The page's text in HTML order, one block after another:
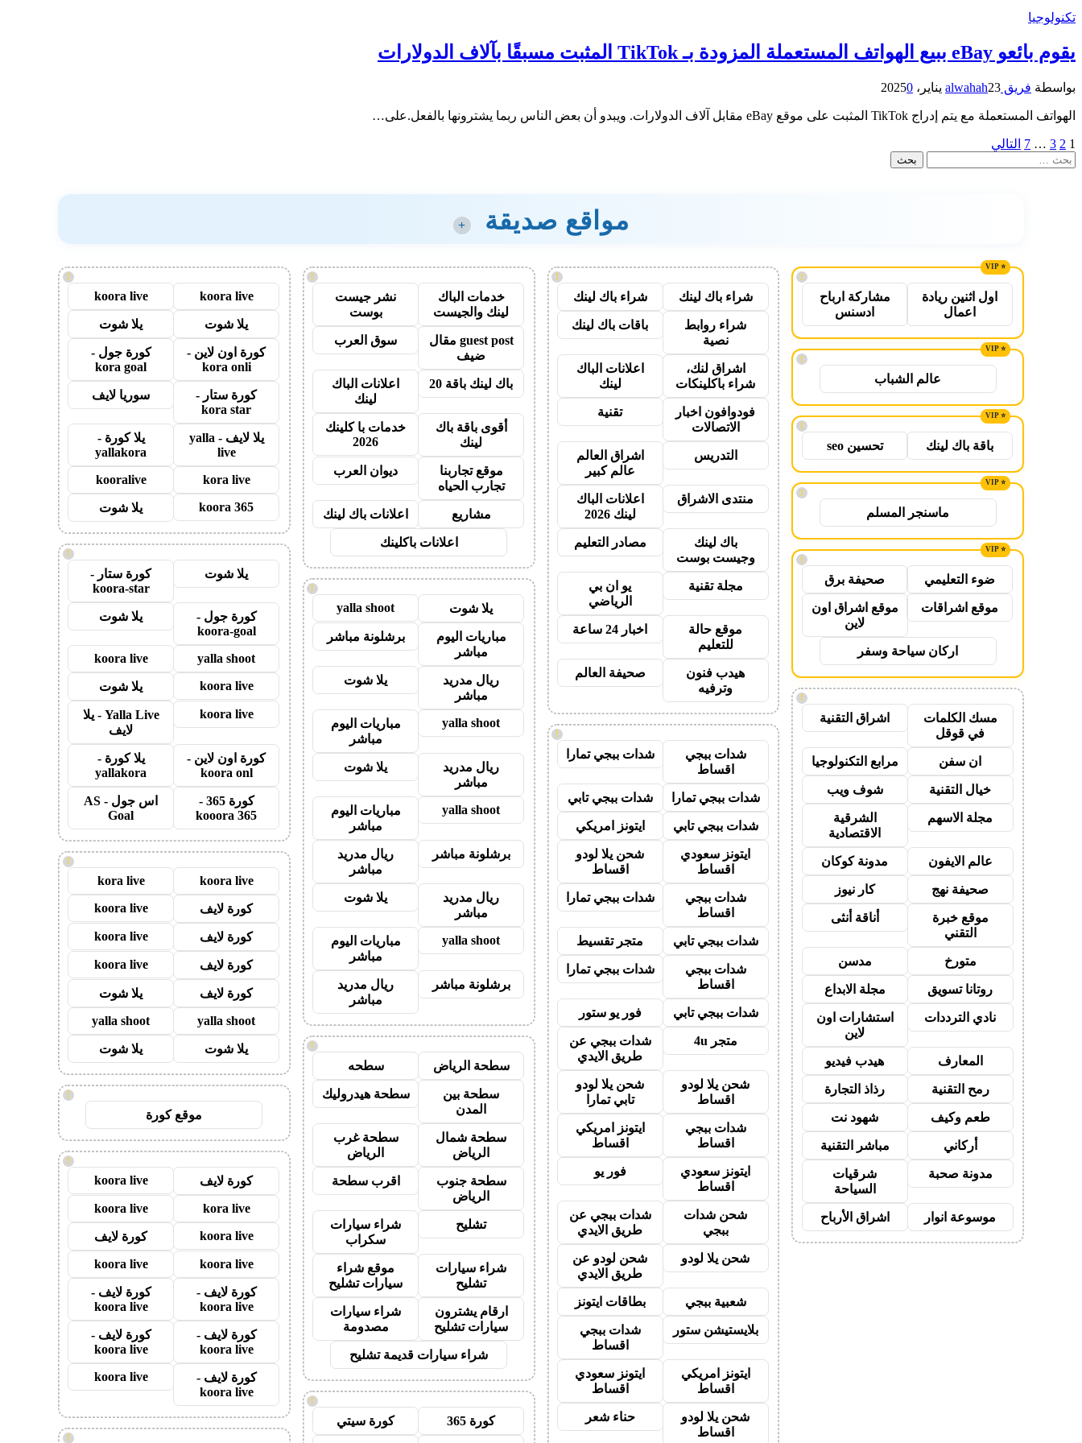
تكنولوجيا
يقوم بائعو eBay ببيع الهواتف المستعملة المزودة بـ TikTok المثبت مسبقًا بآلاف الدولارات
بواسطة فريق alwahah 23 يناير، 2025 0
الهواتف المستعملة مع يتم إدراج TikTok المثبت على موقع eBay مقابل آلاف الدولارات. ويبدو أن بعض الناس ربما يشترونها بالفعل.على…
1
2
3
…
7 التالي
البحث
مواقع صديقة +
!
اول اثنين ريادة
اعمال
مشاركة ارباح
ادسنس
!
عالم الشباب
!
باقة باك لينك تحسين seo
!
ماسنجر المسلم
!
ضوء التعليمي صحيفة برق
موقع اشراقات
موقع اشراق اون
لاين
اركان سياحة وسفر
!
مسك الكلمات
في قوقل
اشراق التقنية
ان سفن مرابع التكنولوجيا
خيال التقنية شوف ويب
مجلة الاسهم
الشرقية
الاقتصادية
عالم الايفون مدونة كوكان
صحيفة نهج كار نيوز
موقع خبرة
التقني
أناقة أنثى
متورخ مدسن
روتانا تسويق مجلة الابداع
نادي الترددات
استشارات اون
لاين
المعارف هيدب فيديو
رمح التقنية رذاذ التجارة
طعم وكيف شهود نت
أركاني مباشر التقنية
مدونة صحبة
شرقيات
السياحة
موسوعة انوار اشراق الأرباح
!
شراء باك لينك شراء باك لينك
شراء روابط
نصية
باقات باك لينك
اشراق لنك،
شراء باكلينكات
اعلانات الباك
لينك
فودوافون اخبار
الاتصالات
تقنية
التدريس
اشراق العالم
عالم كبير
منتدى الاشراق
اعلانات الباك
لينك 2026
باك لينك
وجيست بوست
مصادر التعليم
مجلة تقنية
يو ان بي
الرياضي
موقع حالة
للتعليم
اخبار 24 ساعة
هيدب فنون
وترفيه
صحيفة العالم
!
شدات ببجي
اقساط
شدات ببجي تمارا
شدات ببجي تمارا شدات ببجي تابي
شدات ببجي تابي ايتونز امريكي
ايتونز سعودي
اقساط
شحن يلا لودو
اقساط
شدات ببجي
اقساط
شدات ببجي تمارا
شدات ببجي تابي متجر تقسيط
شدات ببجي
اقساط
شدات ببجي تمارا
شدات ببجي تابي فور يو ستور
متجر 4u
شدات ببجي عن
طريق الايدي
شحن يلا لودو
اقساط
شحن يلا لودو
تابي تمارا
شدات ببجي
اقساط
ايتونز امريكي
اقساط
ايتونز سعودي
اقساط
فور يو
شحن شدات
ببجي
شدات ببجي عن
طريق الايدي
شحن يلا لودو
شحن لودو عن
طريق الايدي
شعبية ببجي بطاقات ايتونز
بلايستيشن ستور
شدات ببجي
اقساط
ايتونز امريكي
اقساط
ايتونز سعودي
اقساط
شحن يلا لودو
اقساط
حناء شعر
!
خدمات الباك
لينك والجيست
نشر جيست
بوست
guest post مقال
ضيف
سوق العرب
باك لينك باقة 20
اعلانات الباك
لينك
أقوى باقة باك
لينك
خدمات با كلينك
2026
موقع تجاربنا
تجارب الحياه
ديوان العرب
مشاريع اعلانات باك لينك
اعلانات باكلينك
!
يلا شوت yalla shoot
مباريات اليوم
مباشر
برشلونة مباشر
ريال مدريد
مباشر
يلا شوت
yalla shoot
مباريات اليوم
مباشر
ريال مدريد
مباشر
يلا شوت
yalla shoot
مباريات اليوم
مباشر
برشلونة مباشر
ريال مدريد
مباشر
ريال مدريد
مباشر
يلا شوت
yalla shoot
مباريات اليوم
مباشر
برشلونة مباشر
ريال مدريد
مباشر
!
سطحة الرياض سطحه
سطحة بين
المدن
سطحة هيدروليك
سطحة شمال
الرياض
سطحة غرب
الرياض
سطحة جنوب
الرياض
اقرب سطحة
تشليح
شراء سيارات
سكراب
شراء سيارات
تشليح
موقع شراء
سيارات تشليح
ارقام يشترون
سيارات تشليح
شراء سيارات
مصدومة
شراء سيارات قديمة تشليح
!
كورة 365 كورة سيتي
!
koora live
koora live
يلا شوت يلا شوت
كورة اون لاين -
kora onli
كورة جول -
kora goal
كورة ستار -
kora star
سوريا لايف
يلا لايف - yalla
live
يلا كورة -
yallakora
kora live
kooralive
koora 365
يلا شوت
!
يلا شوت
كورة ستار -
koora-star
كورة جول -
koora-goal
يلا شوت
yalla shoot
koora live
koora live
يلا شوت
koora live
Yalla Live - يلا
لايف
كورة اون لاين -
koora onl
يلا كورة -
yallakora
كورة 365 -
kooora 365
اس جول - AS
Goal
!
koora live
kora live
كورة لايف koora live
كورة لايف koora live
كورة لايف koora live
كورة لايف
يلا شوت
yalla shoot
yalla shoot
يلا شوت يلا شوت
!
موقع كورة
!
كورة لايف koora live
kora live
koora live
koora live
كورة لايف
koora live
koora live
كورة لايف -
koora live
كورة لايف -
koora live
كورة لايف -
koora live
كورة لايف -
koora live
كورة لايف -
koora live
koora live
!